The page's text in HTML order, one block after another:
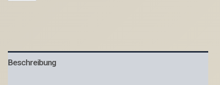
Lieblingskollegin
Laserdatei
Beschreibung